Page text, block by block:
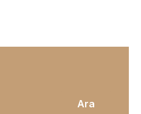
Ara